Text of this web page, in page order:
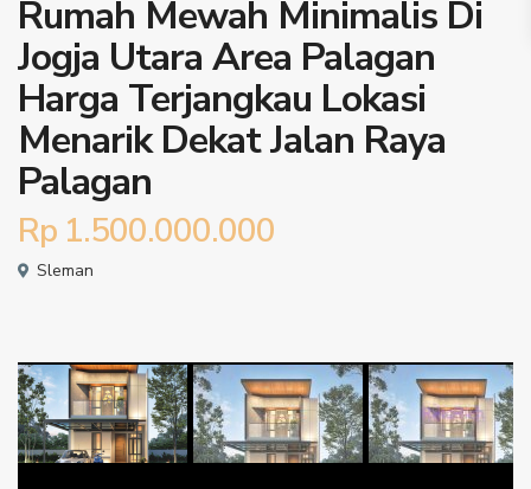
Rumah Mewah Minimalis Di
Jogja Utara Area Palagan
Harga Terjangkau Lokasi
Menarik Dekat Jalan Raya
Palagan
Rp 1.500.000.000
Sleman